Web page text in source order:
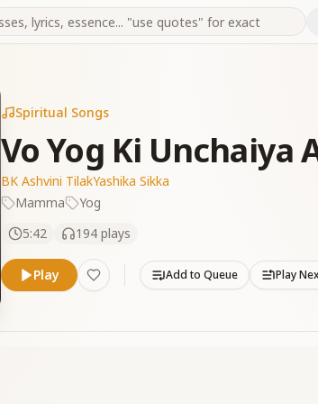
Spiritual Songs
Vo Yog Ki Unchaiya
BK Ashvini TilakYashika Sikka
Mamma
Yog
5:42
194 plays
Play Add to Queue Play